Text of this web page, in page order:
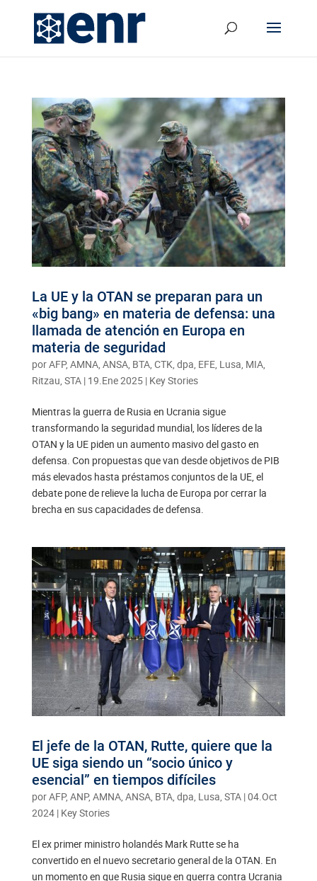
La UE y la OTAN se preparan para un
«big bang» en materia de defensa: una
llamada de atención en Europa en
materia de seguridad
porAFP, AMNA, ANSA, BTA, CTK, dpa, EFE, Lusa, MIA,
Ritzau, STA| 19.Ene 2025| Key Stories
Mientras la guerra de Rusia en Ucrania sigue
transformando la seguridad mundial, los líderes de la
OTAN y la UE piden un aumento masivo del gasto en
defensa. Con propuestas que van desde objetivos de PIB
más elevados hasta préstamos conjuntos de la UE, el
debate pone de relieve la lucha de Europa por cerrar la
brecha en sus capacidades de defensa.
El jefe de la OTAN, Rutte, quiere que la
UE siga siendo un “socio único y
esencial” en tiempos difíciles
porAFP, ANP, AMNA, ANSA, BTA, dpa, Lusa, STA|04.Oct
2024| Key Stories
El ex primer ministro holandés Mark Rutte se ha
convertido en el nuevo secretario general de la OTAN. En
un momento en que Rusia sigue en guerra contra Ucrania